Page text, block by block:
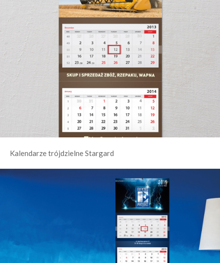
Kalendarze trójdzielne Stargard